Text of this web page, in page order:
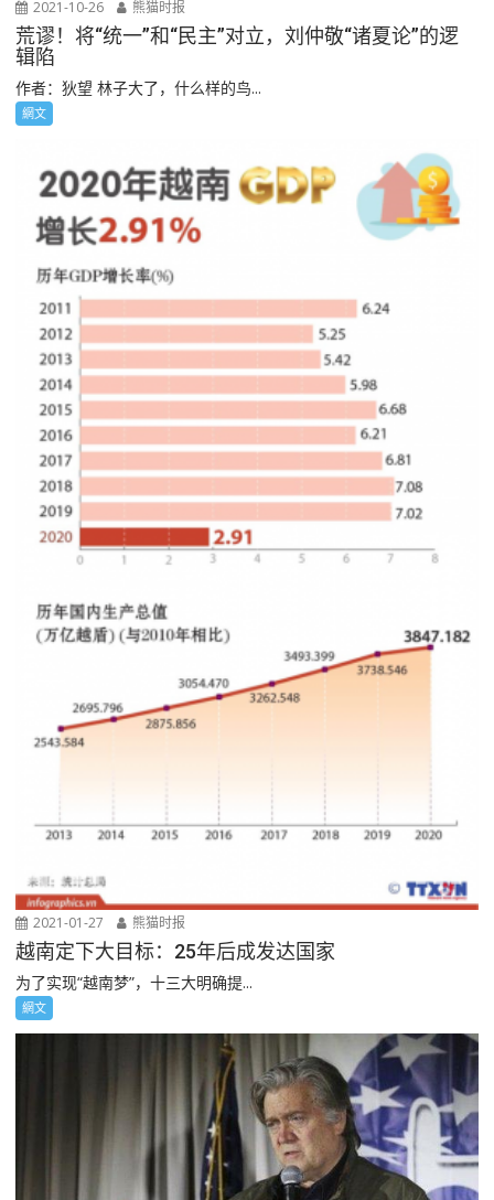
2021-10-26 熊猫时报
荒谬！将“统一”和“民主”对立，刘仲敬“诸夏论”的逻
辑陷
作者：狄望 林子大了，什么样的鸟...
網文
2021-01-27 熊猫时报
越南定下大目标：25年后成发达国家
为了实现“越南梦”，十三大明确提...
網文